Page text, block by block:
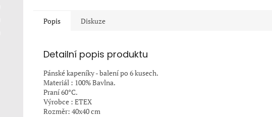
Popis Diskuze
Detailní popis produktu
Pánské kapeníky - balení po 6 kusech.
Materiál : 100% Bavlna.
Praní 60°C.
Výrobce : ETEX
Rozměr: 40x40 cm